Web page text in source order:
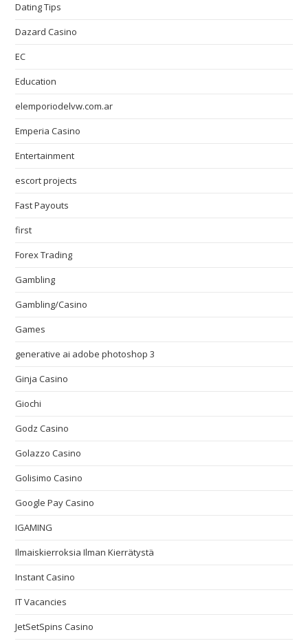
Dating Tips
Dazard Casino
EC
Education
elemporiodelvw.com.ar
Emperia Casino
Entertainment
escort projects
Fast Payouts
first
Forex Trading
Gambling
Gambling/Casino
Games
generative ai adobe photoshop 3
Ginja Casino
Giochi
Godz Casino
Golazzo Casino
Golisimo Casino
Google Pay Casino
IGAMING
Ilmaiskierroksia Ilman Kierrätystä
Instant Casino
IT Vacancies
JetSetSpins Casino